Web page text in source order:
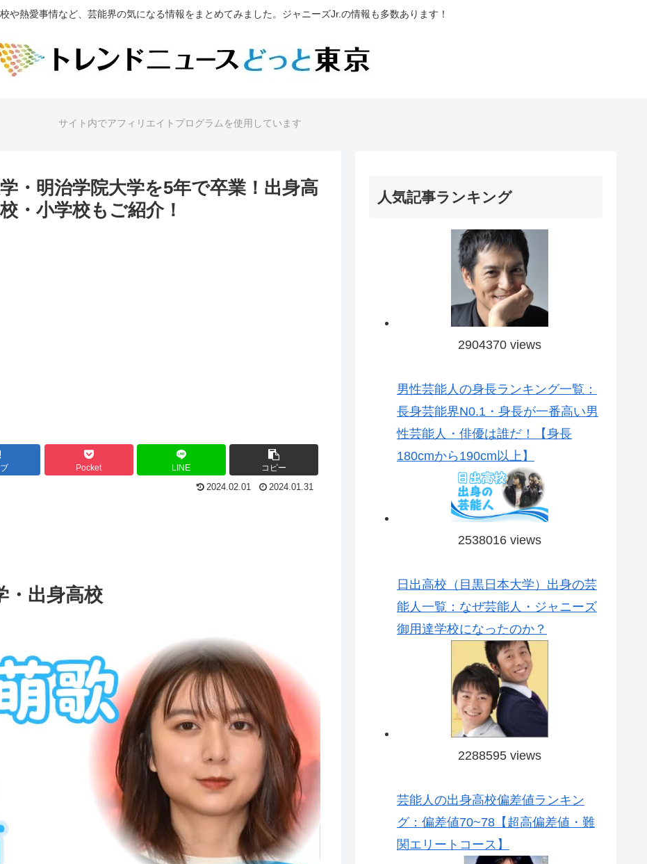
や熱愛事情など、芸能界の気になる情報をまとめてみました。ジャニーズJr.の情報も多数あります！
サイト内でアフィリエイトプログラムを使用しています
・明治学院大学を5年で卒業！出身高
・小学校もご紹介！
Pocket LINE コピー
2024.02.01 2024.01.31
・出身高校
人気記事ランキング
2904370 views
男性芸能人の身長ランキング一覧：
長身芸能界N0.1・身長が一番高い男
性芸能人・俳優は誰だ！【身長
180cmから190cm以上】
2538016 views
日出高校（目黒日本大学）出身の芸
能人一覧：なぜ芸能人・ジャニーズ
御用達学校になったのか？
2288595 views
芸能人の出身高校偏差値ランキン
グ：偏差値70~78【超高偏差値・難
関エリートコース】